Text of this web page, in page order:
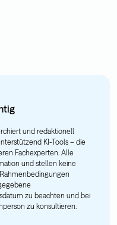
und redaktionell
KI-Tools – die
Fachexperten. Alle
und stellen keine
zu beachten und bei
zu konsultieren.